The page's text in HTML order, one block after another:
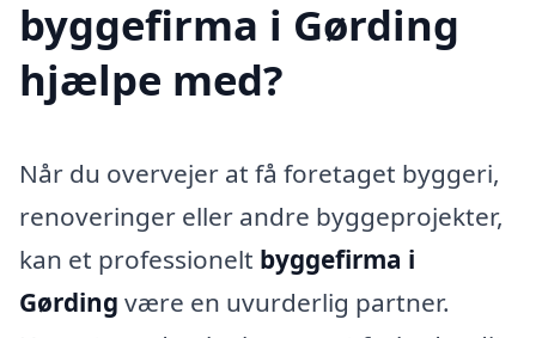
byggefirma i Gørding
hjælpe med?
Når du overvejer at få foretaget byggeri,
renoveringer eller andre byggeprojekter,
kan et professionelt byggefirma i
Gørding være en uvurderlig partner.